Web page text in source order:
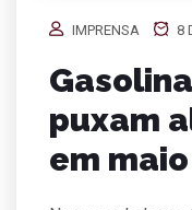
IMPRENSA 8
puxam
em maio